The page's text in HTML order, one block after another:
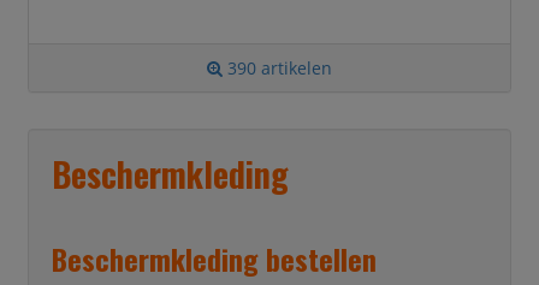
390 artikelen
Beschermkleding
Beschermkleding bestellen